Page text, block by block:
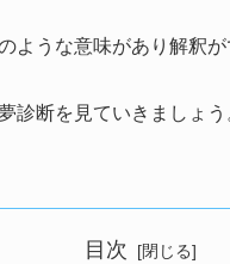
ような意味があり解釈が
診断を見ていきましょう
目次